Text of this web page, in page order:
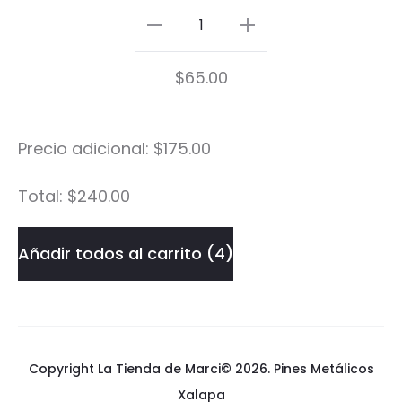
f
e
e
P
Need
Coffee
cantidad
$65.00
Precio adicional: $175.00
Total: $240.00
Añadir todos al carrito 4
Copyright La Tienda de Marci© 2026.Pines Metálicos
Xalapa